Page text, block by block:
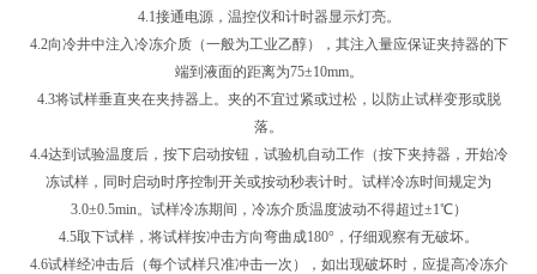
4.1接通电源，温控仪和计时器显示灯亮。
4.2向冷井中注入冷冻介质（一般为工业乙醇），其注入量应保证夹持器的下
端到液面的距离为75±10mm。
4.3将试样垂直夹在夹持器上。夹的不宜过紧或过松，以防止试样变形或脱
落。
4.4达到试验温度后，按下启动按钮，试验机自动工作（按下夹持器，开始冷
冻试样，同时启动时序控制开关或按动秒表计时。试样冷冻时间规定为
3.0±0.5min。试样冷冻期间，冷冻介质温度波动不得超过±1℃）
4.5取下试样，将试样按冲击方向弯曲成180°，仔细观察有无破坏。
4.6试样经冲击后（每个试样只准冲击一次），如出现破坏时，应提高冷冻介